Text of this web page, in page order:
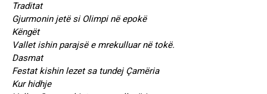
Traditat
Gjurmonin jetë si Olimpi në epokë
Këngët
Vallet ishin parajsë e mrekulluar në tokë.
Dasmat
Festat kishin lezet sa tundej Çamëria
Kur hidhje